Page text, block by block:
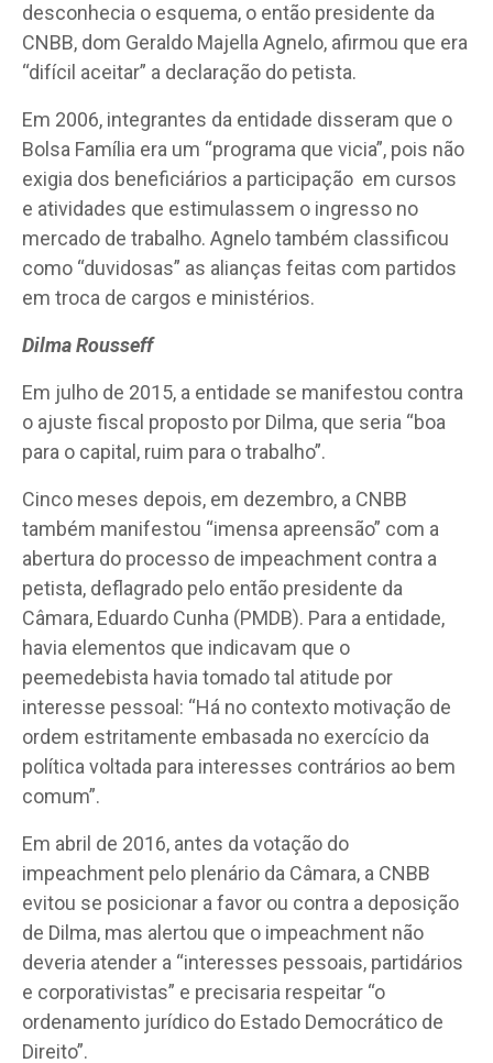
desconhecia o esquema, o então presidente da
CNBB, dom Geraldo Majella Agnelo, afirmou que era
“difícil aceitar” a declaração do petista.
Em 2006, integrantes da entidade disseram que o
Bolsa Família era um “programa que vicia”, pois não
exigia dos beneficiários a participação em cursos
e atividades que estimulassem o ingresso no
mercado de trabalho. Agnelo também classificou
como “duvidosas” as alianças feitas com partidos
em troca de cargos e ministérios.
Dilma Rousseff
Em julho de 2015, a entidade se manifestou contra
o ajuste fiscal proposto por Dilma, que seria “boa
para o capital, ruim para o trabalho”.
Cinco meses depois, em dezembro, a CNBB
também manifestou “imensa apreensão” com a
abertura do processo de impeachment contra a
petista, deflagrado pelo então presidente da
Câmara, Eduardo Cunha (PMDB). Para a entidade,
havia elementos que indicavam que o
peemedebista havia tomado tal atitude por
interesse pessoal: “Há no contexto motivação de
ordem estritamente embasada no exercício da
política voltada para interesses contrários ao bem
comum”.
Em abril de 2016, antes da votação do
impeachment pelo plenário da Câmara, a CNBB
evitou se posicionar a favor ou contra a deposição
de Dilma, mas alertou que o impeachment não
deveria atender a “interesses pessoais, partidários
e corporativistas” e precisaria respeitar “o
ordenamento jurídico do Estado Democrático de
Direito”.